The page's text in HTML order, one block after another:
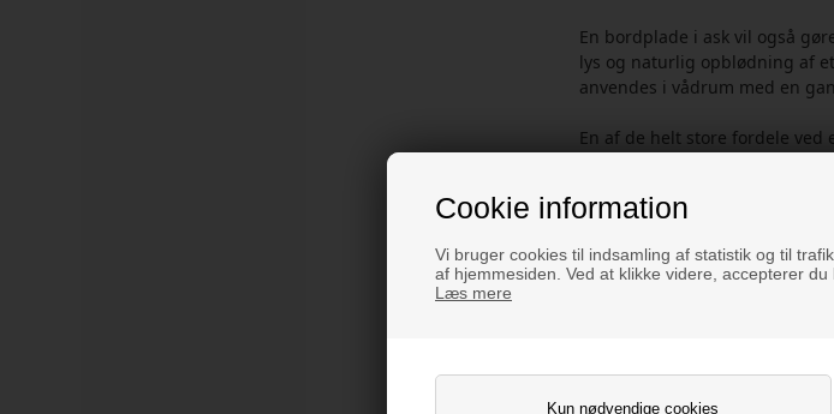
Cookie information
Vi bruger cookies til indsamling af statistik og til
af hjemmesiden. Ved at klikke videre, accepterer du
Læs mere
En bordplade i ask vil også
lys og naturlig opblødning af
anvendes i vådrum med en
En af de helt store fordele
næsten altid kan repareres,
og en genoliering. En
glæde af i mange, mange år